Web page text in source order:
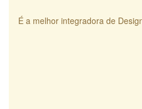
É a melhor integradora de